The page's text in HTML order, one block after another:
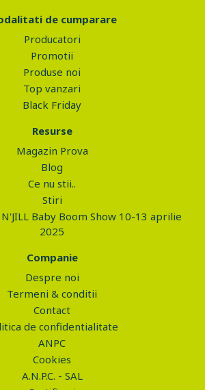
de cumparare
Producatori
Promotii
Produse noi
Top vanzari
Black Friday
Resurse
Magazin Prova
Blog
Ce nu stii..
Stiri
N'JILL Baby Boom Show 10-13 aprilie
2025
Companie
Despre noi
Termeni & conditii
Contact
de confidentialitate
ANPC
Cookies
A.N.P.C. - SAL